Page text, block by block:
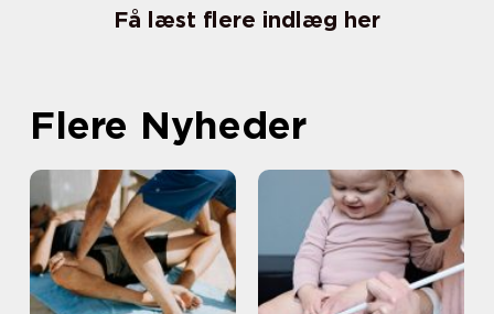
Få læst flere indlæg her
Flere Nyheder